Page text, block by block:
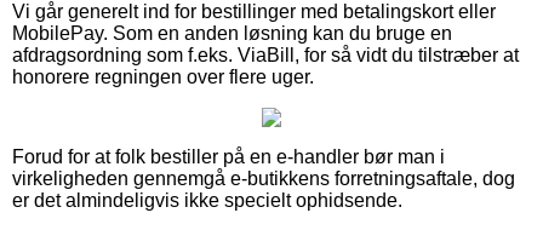
Vi går generelt ind for bestillinger med betalingskort eller
MobilePay. Som en anden løsning kan du bruge en
afdragsordning som f.eks. ViaBill, for så vidt du tilstræber at
honorere regningen over flere uger.
Forud for at folk bestiller på en e-handler bør man i
virkeligheden gennemgå e-butikkens forretningsaftale, dog
er det almindeligvis ikke specielt ophidsende.